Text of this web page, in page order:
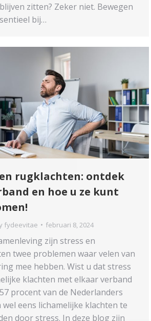
zitten? Zeker niet. Bewegen
bij…
rugklachten: ontdek
en hoe u ze kunt
fydeevitae februari 8, 2024
zijn stress en
twee problemen waar velen van
mee hebben. Wist u dat stress
klachten met elkaar verband
procent van de Nederlanders
wel eens lichamelijke klachten te
door stress. In deze blog zijn